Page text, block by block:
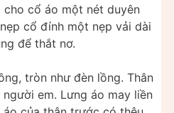
cổ áo một nét duyên
cổ đính một nẹp vải dài
để thắt nơ.
tròn như đèn lồng. Thân
em. Lưng áo may liền